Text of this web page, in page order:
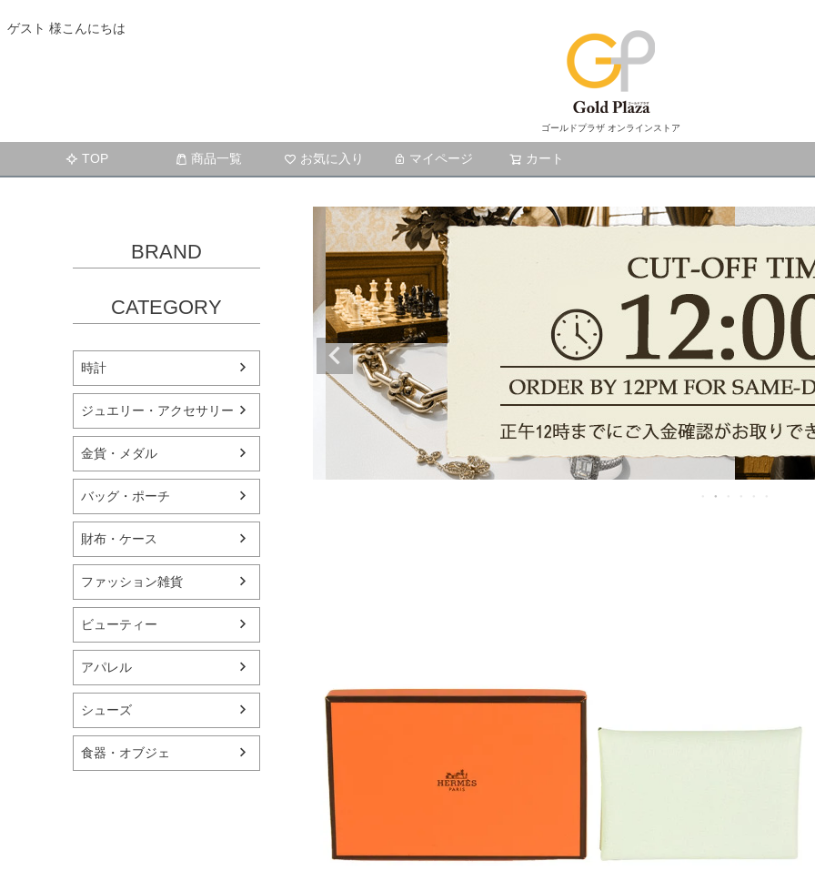
ゲスト 様こんにちは
ゴールドプラザ オンラインストア
TOP
商品一覧 お気に入り マイページ カート
BRAND
CATEGORY
時計
ジュエリー・アクセサリー
金貨・メダル
バッグ・ポーチ
財布・ケース
ファッション雑貨
ビューティー
アパレル
シューズ
食器・オブジェ